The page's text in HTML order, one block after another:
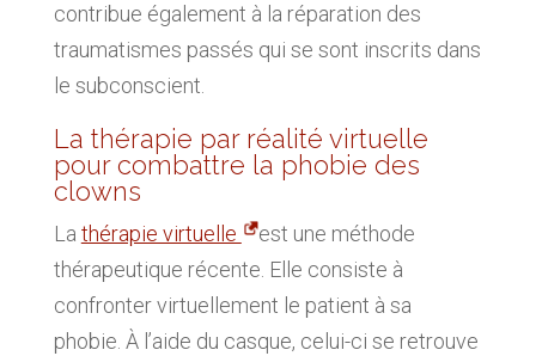
contribue également à la réparation des
traumatismes passés qui se sont inscrits dans
le subconscient.
La thérapie par réalité virtuelle
pour combattre la phobie des
clowns
La thérapie virtuelle
est une méthode
thérapeutique récente. Elle consiste à
confronter virtuellement le patient à sa
phobie. À l’aide du casque, celui-ci se retrouve